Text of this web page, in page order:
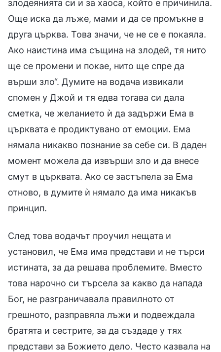
злодеянията си и за хаоса, който е причинила.
Още иска да лъже, мами и да се промъкне в
друга църква. Това значи, че не се е покаяла.
Ако наистина има същина на злодей, тя нито
ще се промени и покае, нито ще спре да
върши зло“. Думите на водача извикали
спомен у Джой и тя едва тогава си дала
сметка, че желанието ѝ да задържи Ема в
църквата е продиктувано от емоции. Ема
нямала никакво познание за себе си. В даден
момент можела да извърши зло и да внесе
смут в църквата. Ако се застъпела за Ема
отново, в думите ѝ нямало да има никакъв
принцип.
След това водачът проучил нещата и
установил, че Ема има представи и не търси
истината, за да решава проблемите. Вместо
това нарочно си търсела за какво да напада
Бог, не разграничавала правилното от
грешното, разправяла лъжи и подвеждала
братята и сестрите, за да създаде у тях
представи за Божието дело. Често казвала на